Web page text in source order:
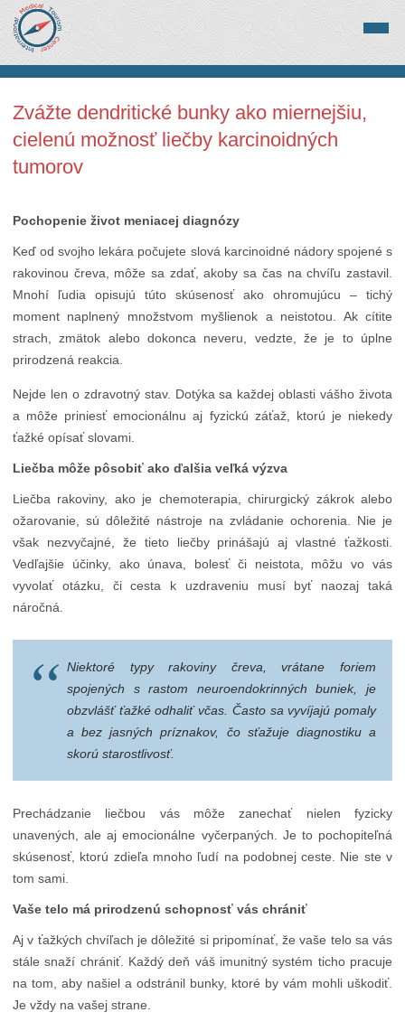
Zvážte dendritické bunky ako miernejšiu,
cielenú možnosť liečby karcinoidných
tumorov
Pochopenie život meniacej diagnózy
Keď od svojho lekára počujete slová karcinoidné nádory spojené s
rakovinou čreva, môže sa zdať, akoby sa čas na chvíľu zastavil.
Mnohí ľudia opisujú túto skúsenosť ako ohromujúcu – tichý
moment naplnený množstvom myšlienok a neistotou. Ak cítite
strach, zmätok alebo dokonca neveru, vedzte, že je to úplne
prirodzená reakcia.
Nejde len o zdravotný stav. Dotýka sa každej oblasti vášho života
a môže priniesť emocionálnu aj fyzickú záťaž, ktorú je niekedy
ťažké opísať slovami.
Liečba môže pôsobiť ako ďalšia veľká výzva
Liečba rakoviny, ako je chemoterapia, chirurgický zákrok alebo
ožarovanie, sú dôležité nástroje na zvládanie ochorenia. Nie je
však nezvyčajné, že tieto liečby prinášajú aj vlastné ťažkosti.
Vedľajšie účinky, ako únava, bolesť či neistota, môžu vo vás
vyvolať otázku, či cesta k uzdraveniu musí byť naozaj taká
náročná.
Niektoré typy rakoviny čreva, vrátane foriem
spojených s rastom neuroendokrinných buniek, je
obzvlášť ťažké odhaliť včas. Často sa vyvíjajú pomaly
a bez jasných príznakov, čo sťažuje diagnostiku a
skorú starostlivosť.
Prechádzanie liečbou vás môže zanechať nielen fyzicky
unavených, ale aj emocionálne vyčerpaných. Je to pochopiteľná
skúsenosť, ktorú zdieľa mnoho ľudí na podobnej ceste. Nie ste v
tom sami.
Vaše telo má prirodzenú schopnosť vás chrániť
Aj v ťažkých chvíľach je dôležité si pripomínať, že vaše telo sa vás
stále snaží chrániť. Každý deň váš imunitný systém ticho pracuje
na tom, aby našiel a odstránil bunky, ktoré by vám mohli uškodiť.
Je vždy na vašej strane.